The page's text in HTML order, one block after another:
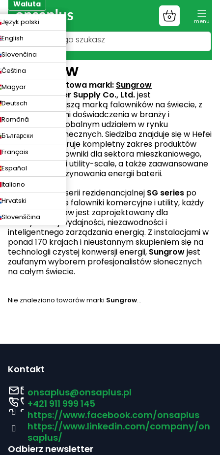
Przejść
do
treści
Waluta
Język polski
English
Slovenčina
Čeština
Magyar
Deutsch
Română
Български
Français
Español
Italiano
Hrvatski
Slovenščina
Koszyk
Sungrow
Strona internetowa marki: Sungrow
Sungrow Power Supply Co., Ltd.jest
najnajdostojniejszą marką falowników na świecie, z
ponad 28 latami doświadczenia w branży i
największym globalnym udziałem w rynku
falowników słonecznych. Siedziba znajduje się w Hefei
w Chinach i oferuje kompletny zakres produktów
obejmujący falowniki dla sektora mieszkaniowego,
komercyjnego i utility-scale, a także zaawansowane
systemy magazynowania energii baterii.
Od popularnej serii rezidenancjalnej SG series po
wysokowydajne falowniki komercyjne i utility, każdy
produkt Sungrow jest zaprojektowany dla
maksymalnej wydajności, niezawodności i
inteligentnego zarządzania energią. Z instalacjami w
ponad 170 krajach i nieustannym skupieniem się na
technologii czystej konwersji energii, Sungrowjest
zaufanym wyborem profesjonalistów słonecznych
na całym świecie.
Nie znaleziono towarów marki Sungrow...
Kontakt
onsaplus@onsaplus.pl
+421 911 999 145
https://www.facebook.com/onsaplus
https://www.linkedin.com/company/on
saplus/
Odbierz newsletter